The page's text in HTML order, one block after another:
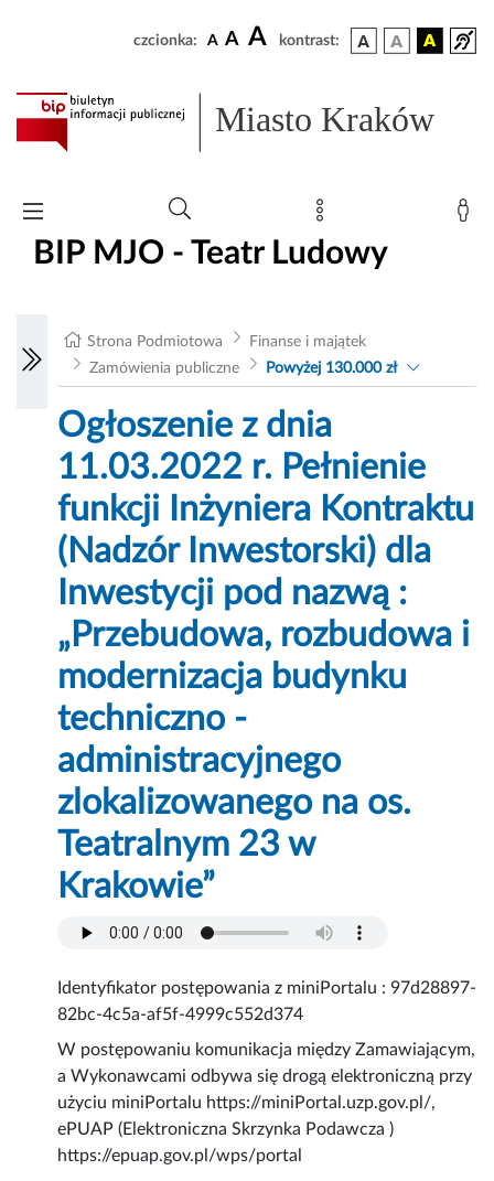
czcionka: A A A kontrast:
Miasto Kraków
BIP MJO - Teatr Ludowy
Strona Podmiotowa
Finanse i majątek
Zamówienia publiczne
Powyżej 130.000 zł
Ogłoszenie z dnia
11.03.2022 r. Pełnienie
funkcji Inżyniera Kontraktu
(Nadzór Inwestorski) dla
Inwestycji pod nazwą :
„Przebudowa, rozbudowa i
modernizacja budynku
techniczno -
administracyjnego
zlokalizowanego na os.
Teatralnym 23 w
Krakowie”
Identyfikator postępowania z miniPortalu : 97d28897-
82bc-4c5a-af5f-4999c552d374
W postępowaniu komunikacja między Zamawiającym,
a Wykonawcami odbywa się drogą elektroniczną przy
użyciu miniPortalu https://miniPortal.uzp.gov.pl/,
ePUAP (Elektroniczna Skrzynka Podawcza )
https://epuap.gov.pl/wps/portal